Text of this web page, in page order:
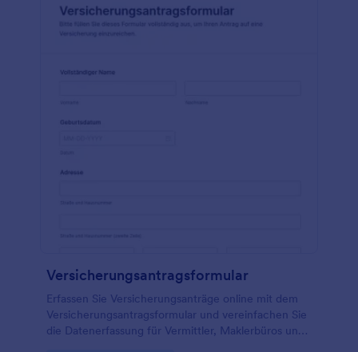
Versicherungsantragsformular
Erfassen Sie Versicherungsanträge online mit dem
Versicherungsantragsformular und vereinfachen Sie
die Datenerfassung für Vermittler, Maklerbüros und